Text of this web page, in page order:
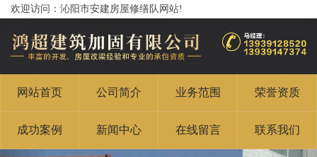
欢迎访问：沁阳市安建房屋修缮队网站!
网站首页 公司简介 业务范围 荣誉资质
成功案例 新闻中心 在线留言 联系我们